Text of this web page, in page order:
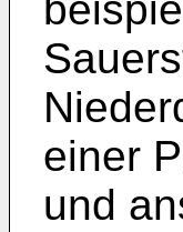
einer
und